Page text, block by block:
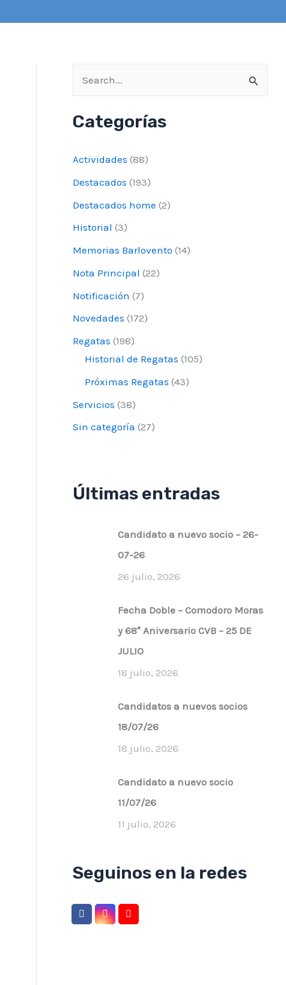
s
a
r
p
o
r
:
Categorías
Actividades (88)
Destacados (193)
Destacados home (2)
Historial (3)
Memorias Barlovento (14)
Nota Principal (22)
Notificación (7)
Novedades (172)
Regatas (198)
Historial de Regatas (105)
Próximas Regatas (43)
Servicios (38)
Sin categoría (27)
Últimas entradas
Candidato a nuevo socio – 26-
07-26
26 julio, 2026
Fecha Doble – Comodoro Moras
y 68° Aniversario CVB – 25 DE
JULIO
18 julio, 2026
Candidatos a nuevos socios
18/07/26
18 julio, 2026
Candidato a nuevo socio
11/07/26
11 julio, 2026
Seguinos en la redes